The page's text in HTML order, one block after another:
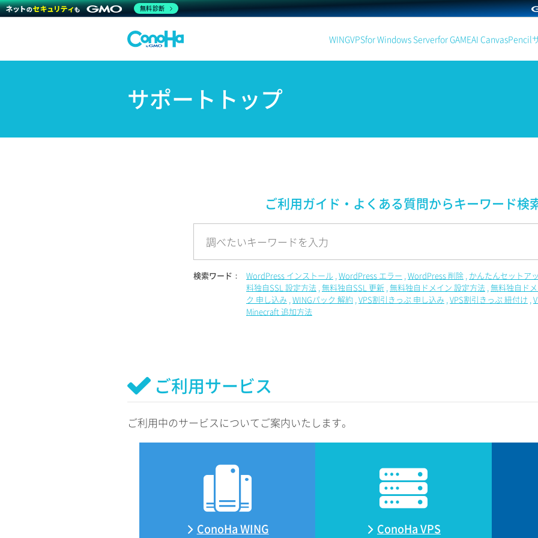
WINGVPSfor Windows Serverfor GAMEAI CanvasPencil
サポートトップ
ご利用ガイド・よくある質問からキーワード検
検索ワード： WordPress インストール WordPress エラー WordPress 削除 かんたんセットア
料独自SSL 設定方法 無料独自SSL 更新 無料独自ドメイン 設定方法 無料独自ド
ク 申し込み WINGパック 解約 VPS割引きっぷ 申し込み VPS割引きっぷ 紐付け
Minecraft 追加方法
ご利用サービス
ご利用中のサービスについてご案内いたします。
ConoHa WING ConoHa VPS
無料診断